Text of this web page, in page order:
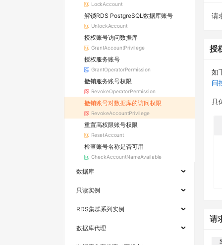
LockAccount
解锁RDS PostgreSQL数据库账号
UnlockAccount
授权账号访问数据库
GrantAccountPrivilege
授权服务账号
GrantOperatorPermission
撤销服务账号权限
RevokeOperatorPermission
撤销账号对数据库的访问权限
RevokeAccountPrivilege
重置高权限账号权限
ResetAccount
检查账号名称是否可用
CheckAccountNameAvailable
数据库
只读实例
RDS集群系列实例
数据库代理
请
授
如
问
具
请